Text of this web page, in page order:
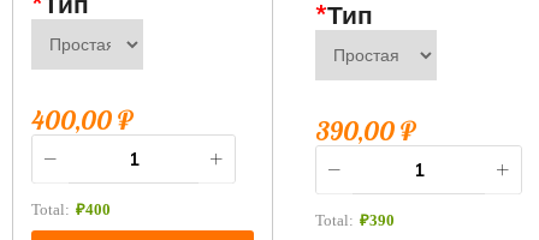
400,00₽
Total: ₽400
*Тип
390,00₽
Total: ₽390